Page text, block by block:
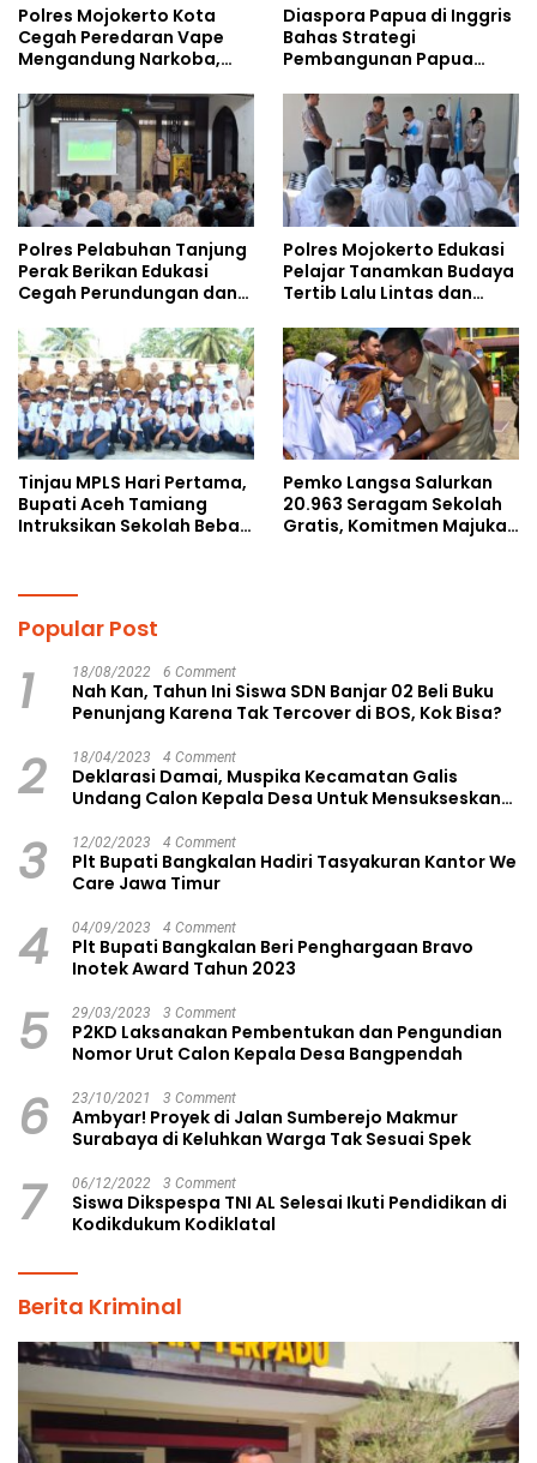
Polres Mojokerto Kota
Cegah Peredaran Vape
Mengandung Narkoba,
Kalangan Remaja
Diaspora Papua di Inggris
Bahas Strategi
Pembangunan Papua
Doktoral Internasional
Polres Pelabuhan Tanjung
Perak Berikan Edukasi
Cegah Perundungan dan
kepada Pelajar MPLS
Polres Mojokerto Edukasi
Pelajar Tanamkan Budaya
Tertib Lalu Lintas dan
Tinjau MPLS Hari Pertama,
Bupati Aceh Tamiang
Intruksikan Sekolah Bebas
Pemko Langsa Salurkan
20.963 Seragam Sekolah
Gratis, Komitmen Majukan
Popular Post
1 18/08/2022 6 Comment
Nah Kan, Tahun Ini Siswa SDN Banjar 02 Beli Buku
Penunjang Karena Tak Tercover di BOS, Kok Bisa?
2 18/04/2023 4 Comment
Deklarasi Damai, Muspika Kecamatan Galis
Undang Calon Kepala Desa Untuk Mensukseskan
3 12/02/2023 4 Comment
Plt Bupati Bangkalan Hadiri Tasyakuran Kantor We
Care Jawa Timur
4 04/09/2023 4 Comment
Plt Bupati Bangkalan Beri Penghargaan Bravo
Inotek Award Tahun 2023
5 29/03/2023 3 Comment
P2KD Laksanakan Pembentukan dan Pengundian
Nomor Urut Calon Kepala Desa Bangpendah
6 23/10/2021 3 Comment
Ambyar! Proyek di Jalan Sumberejo Makmur
Surabaya di Keluhkan Warga Tak Sesuai Spek
7 06/12/2022 3 Comment
Siswa Dikspespa TNI AL Selesai Ikuti Pendidikan di
Kodikdukum Kodiklatal
Berita Kriminal